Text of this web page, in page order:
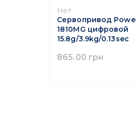
Нет
Сервопривод
1810MG цифровой
15.8g/3.9kg/0.13sec
865.00 грн